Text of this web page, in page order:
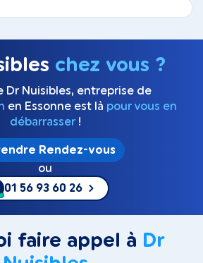
chez vous ?
Dr Nuisibles, entreprise de
en Essonne est là pour vous en
débarrasser!
Rendez-vous
ou
01 56 93 60 26
faire appel à Dr